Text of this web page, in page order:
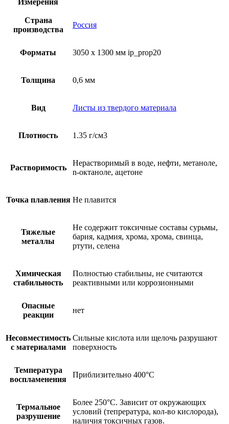
Измерения
Страна
производства
Россия
Форматы 3050 x 1300 мм ip_prop20
Толщина 0,6 мм
Вид Листы из твердого материала
Плотность 1.35 г/см3
Растворимость
Нерастворимый в воде, нефти, метаноле,
n-октаноле, ацетоне
Точка плавления Не плавится
Тяжелые
металлы
Не содержит токсичные составы сурьмы,
бария, кадмия, хрома, хрома, свинца,
ртути, селена
Химическая
стабильность
Полностью стабильны, не считаются
реактивными или коррозионными
Опасные
реакции
нет
Несовместимость
с материалами
Сильные кислота или щелочь разрушают
поверхность
Температура
воспламенения
Приблизительно 400°C
Термальное
разрушение
Более 250°C. Зависит от окружающих
условий (тепрература, кол-во кислорода),
наличия токсичных газов.